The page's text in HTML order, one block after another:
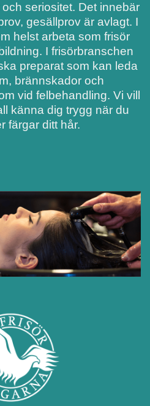
seriositet. Det innebär
gesällprov är avlagt. I
helst arbeta som frisör
I frisörbranschen
preparat som kan leda
brännskador och
vid felbehandling. Vi vill
känna dig trygg när du
färgar ditt hår.